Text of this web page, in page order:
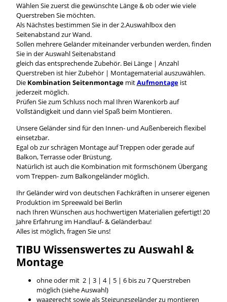
Wählen Sie zuerst die gewünschte Länge & ob oder wie viele
Querstreben Sie möchten.
Als Nächstes bestimmen Sie in der 2.Auswahlbox den
Seitenabstand zur Wand.
Sollen mehrere Geländer miteinander verbunden werden, finden
Sie in der Auswahl Seitenabstand
gleich das entsprechende Zubehör. Bei Länge | Anzahl
Querstreben ist hier Zubehör | Montagematerial auszuwählen.
Die Kombination Seitenmontage mitAufmontageist
jederzeit möglich.
Prüfen Sie zum Schluss noch mal Ihren Warenkorb auf
Vollständigkeit und dann viel Spaß beim Montieren.
Unsere Geländer sind für den Innen- und Außenbereich flexibel
einsetzbar.
Egal ob zur schrägen Montage auf Treppen oder gerade auf
Balkon, Terrasse oder Brüstung.
Natürlich ist auch die Kombination mit formschönem Übergang
vom Treppen- zum Balkongeländer möglich.
Ihr Geländer wird von deutschen Fachkräften in unserer eigenen
Produktion im Spreewald bei Berlin
nach Ihren Wünschen aus hochwertigen Materialien gefertigt! 20
Jahre Erfahrung im Handlauf- & Geländerbau!
Alles ist möglich, fragen Sie uns!
TIBU Wissenswerteszu Auswahl &
Montage
ohne oder mit 2 | 3 | 4 | 5 | 6 bis zu 7 Querstreben
möglich (siehe Auswahl)
waagerecht sowie als Steigungsgeländer zu montieren